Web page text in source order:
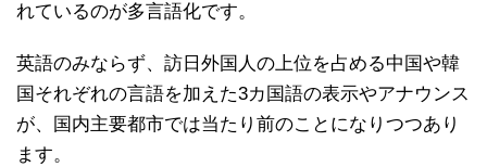
れているのが多言語化です。
英語のみならず、訪日外国人の上位を占める中国や韓
国それぞれの言語を加えた3カ国語の表示やアナウンス
が、国内主要都市では当たり前のことになりつつあり
ます。